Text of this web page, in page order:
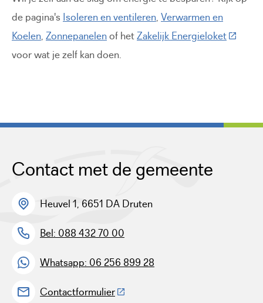
de pagina's Isoleren en ventileren, Verwarmen en
Koelen, Zonnepanelenof hetZakelijk Energieloket(Deze
voor wat je zelf kan doen.
Contact met de gemeente
Heuvel 1, 6651 DA Druten
Bel: 088 432 70 00
Whatsapp: 06 256 899 28
Contactformulier(Deze link gaat naar een externe